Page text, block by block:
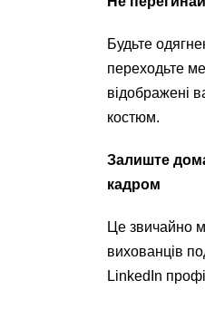
Будьте
переходьте
відображені
костюм.
Залиште
кадром
Це звичайно
вихованців
LinkedIn